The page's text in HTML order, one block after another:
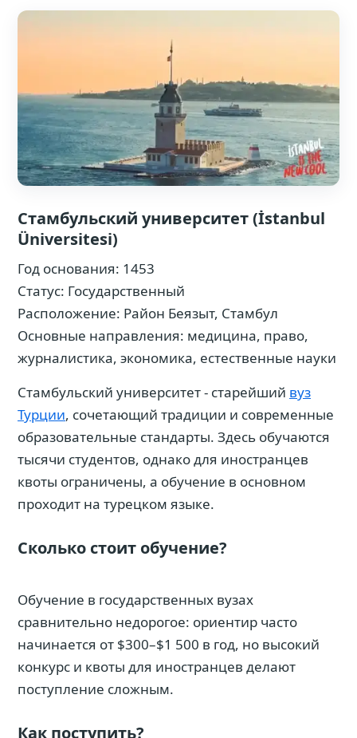
Стамбульский университет (İstanbul
Üniversitesi)
Год основания: 1453
Статус: Государственный
Расположение: Район Беязыт, Стамбул
Основные направления: медицина, право,
журналистика, экономика, естественные науки
Стамбульский университет - старейший вуз
Турции, сочетающий традиции и современные
образовательные стандарты. Здесь обучаются
тысячи студентов, однако для иностранцев
квоты ограничены, а обучение в основном
проходит на турецком языке.
Сколько стоит обучение?
Обучение в государственных вузах
сравнительно недорогое: ориентир часто
начинается от $300–$1 500 в год, но высокий
конкурс и квоты для иностранцев делают
поступление сложным.
Как поступить?